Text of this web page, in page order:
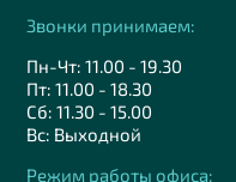
Звонки принимаем:
Пн-Чт: 11.00 - 19.30
Пт: 11.00 - 18.30
Сб: 11.30 - 15.00
Вс: Выходной
Режим работы офиса: